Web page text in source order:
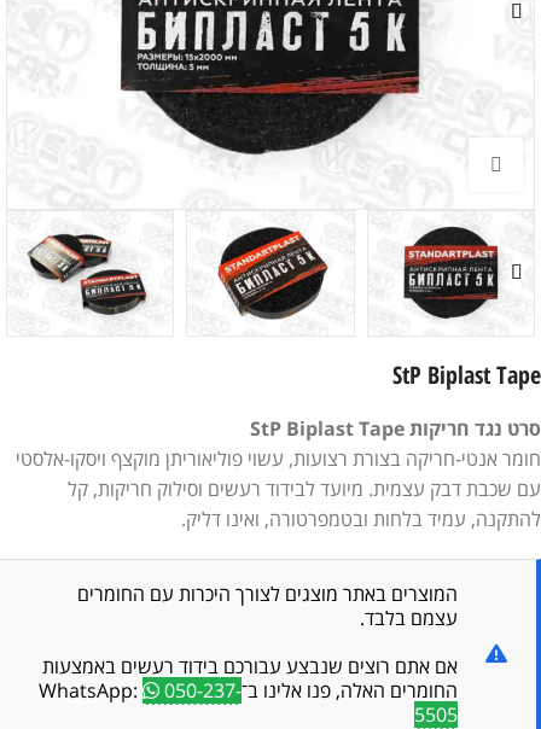
לחץ להגדלה
StP Biplast Tape
סרט נגד חריקות StP Biplast Tape
חומר אנטי-חריקה בצורת רצועות, עשוי פוליאוריתן מוקצף ויסקו-אלסטי
עם שכבת דבק עצמית. מיועד לבידוד רעשים וסילוק חריקות, קל
להתקנה, עמיד בלחות ובטמפרטורה, ואינו דליק.
המוצרים באתר מוצגים לצורך היכרות עם החומרים
עצמם בלבד.
אם אתם רוצים שנבצע עבורכם בידוד רעשים באמצעות
החומרים האלה, פנו אלינו ב־WhatsApp:050-237-
5505